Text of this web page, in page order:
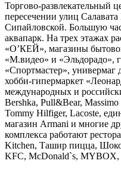
Торгово-развлекательный
пересечении улиц
Сипайловской. Большую
аквапарк. На трех этажах
«О’КЕЙ», магазины
«М.видео» и «Эльдорадо»,
«Спортмастер», универмаг
хобби-гипермаркет
международных и
Bershka, Pull&Bear,
Tommy Hilfiger, Lacoste,
магазин Armani и многие
комплекса работают
Kitchen, Ташир пицца,
KFC, McDonald`s, MYBOX,